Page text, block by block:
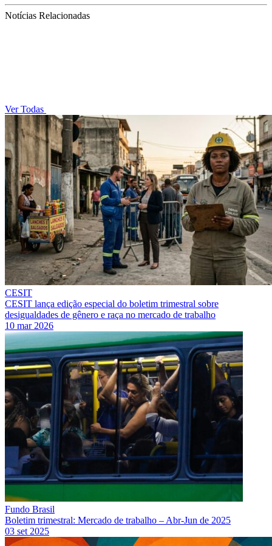
Notícias Relacionadas
Ver Todas
CESIT
CESIT lança edição especial do boletim trimestral sobre
desigualdades de gênero e raça no mercado de trabalho
10 mar 2026
Fundo Brasil
Boletim trimestral: Mercado de trabalho – Abr-Jun de 2025
03 set 2025